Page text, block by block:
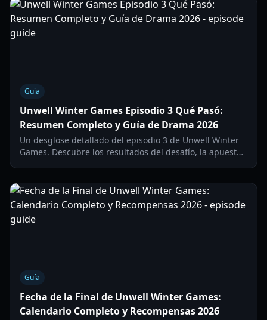
Guía
Unwell Winter Games Episodio 3 Qué Pasó:
Resumen Completo y Guía de Drama 2026
Un desglose detallado del episodio 3 de Unwell Winter
Games. Descubre los resultados del desafío, la apuesta
Guía
Fecha de la Final de Unwell Winter Games:
Calendario Completo y Recompensas 2026